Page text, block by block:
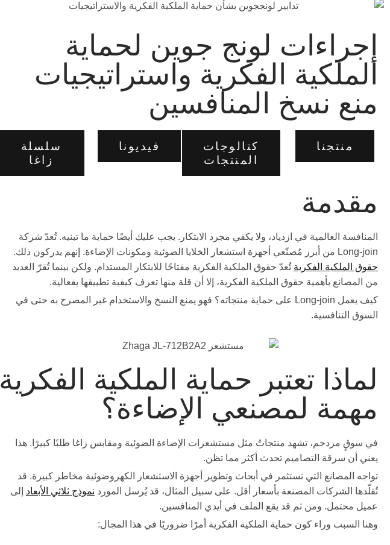
إجراءات لونج جوين لحماية
الملكية الفكرية واستراتيجيات
منع نسخ المنافسين
منتجنا
كتالوجات
المنتجات
فيديونا
سلسلة
زاغا
مقدمة
المنافسة العالمية في ازدياد، ولا يكفي مجرد الابتكار. يجب عليك أيضًا حماية ما تبنيه. تُعدّ شركة
Long-join من أبرز مُصنّعي أجهزة استشعار الخلايا الضوئية ومكونات الإضاءة. إنهم يدركون ذلك.
حقوق الملكية الفكرية تُعدّ حقوق الملكية الفكرية مفتاحًا للابتكار المستدام. ولكن بينما تُقرّ العديد
من المصانع بأهمية حقوق الملكية الفكرية، إلا أن قلة منها تعرف كيفية تطبيقها بفعالية.
كيف يعمل Long-join على حماية منتجاته؟ فهو يمنع النسخ والاستخدام غير المصرح به حتى في
السوق التنافسية.
لماذا تعتبر حماية الملكية الفكرية
مهمة لمصنعي الإضاءة؟
في سوقٍ مزدحم، تشهد منتجاتٌ مثل مستشعرات الإضاءة الضوئية ومقابس زاغا طلبًا كبيرًا. هذا
يعني أن سرقة التصاميم تحدث أكثر مما تظن.
تواجه المصانع التي تستثمر في أبحاث وتطوير أجهزة الاستشعار الكهروضوئية مخاطر كبيرة. قد
تُقلّدها الشركات المصنعة بأسعار أقل. على سبيل المثال، قد يُرسل المورد نموذج ثلاثي الأبعاد إلى
عميل محتمل. ومن ثم قد يقع الملف في أيدي المنافسين.
وهنا السبب وراء كون حماية الملكية الفكرية أمرًا ضروريًا في هذا المجال: